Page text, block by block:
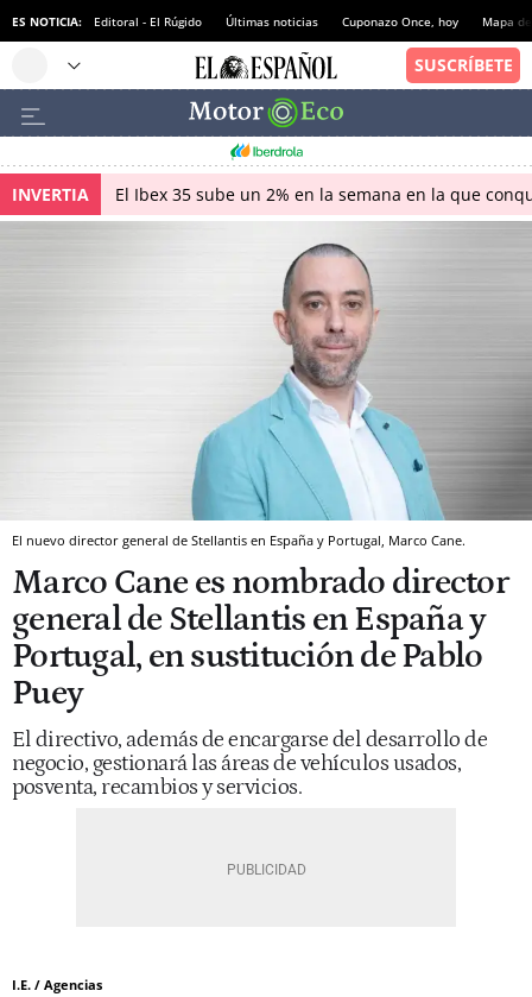
ES NOTICIA: Editoral - El Rúgido Últimas noticias Cuponazo Once, hoy Mapa
INVERTIA El Ibex 35 sube un 2% en la semana en la que
El nuevo director general de Stellantis en España y Portugal, Marco Cane.
Marco Cane es nombrado director
general de Stellantis en España y
Portugal, en sustitución de Pablo
Puey
El directivo, además de encargarse del desarrollo de
negocio, gestionará las áreas de vehículos usados,
posventa, recambios y servicios.
I.E. / Agencias